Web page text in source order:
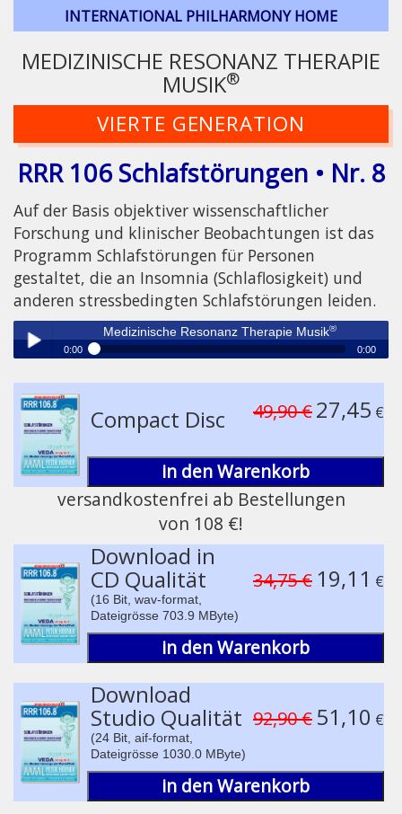
INTERNATIONAL PHILHARMONY HOME
MEDIZINISCHE RESONANZ THERAPIE
MUSIK®
VIERTE GENERATION
RRR 106 Schlafstörungen • Nr. 8
Auf der Basis objektiver wissenschaftlicher
Forschung und klinischer Beobachtungen ist das
Programm Schlafstörungen für Personen
gestaltet, die an Insomnia (Schlaflosigkeit) und
anderen stressbedingten Schlafstörungen leiden.
Play /
Medizinische Resonanz Therapie Musik®
0:00 0:00
Compact Disc 49,90 €27,45 €
in den Warenkorb
versandkostenfrei ab Bestellungen
von 108 €!
Download in
CD Qualität
(16 Bit, wav-format,
Dateigrösse 703.9 MByte)
34,75 € 19,11 €
in den Warenkorb
Download
Studio Qualität
(24 Bit, aif-format,
Dateigrösse 1030.0 MByte)
92,90 € 51,10 €
in den Warenkorb